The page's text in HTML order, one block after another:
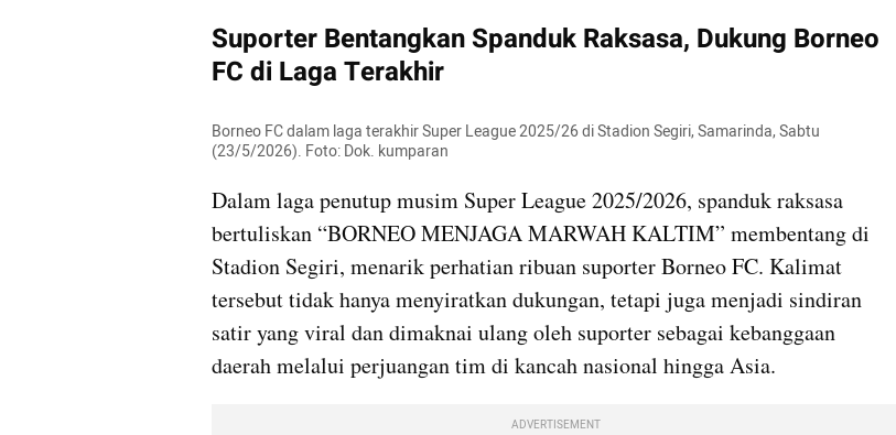
Suporter Bentangkan Spanduk Raksasa, Dukung Borneo
FC di Laga Terakhir
Borneo FC dalam laga terakhir Super League 2025/26 di Stadion Segiri, Samarinda, Sabtu
(23/5/2026). Foto: Dok. kumparan
Dalam laga penutup musim Super League 2025/2026, spanduk raksasa
bertuliskan “BORNEO MENJAGA MARWAH KALTIM” membentang di
Stadion Segiri, menarik perhatian ribuan suporter Borneo FC. Kalimat
tersebut tidak hanya menyiratkan dukungan, tetapi juga menjadi sindiran
satir yang viral dan dimaknai ulang oleh suporter sebagai kebanggaan
daerah melalui perjuangan tim di kancah nasional hingga Asia.
ADVERTISEMENT